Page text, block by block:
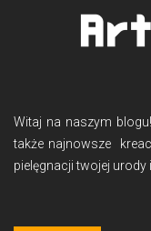
Witaj na naszym
także najnowsze
pielęgnacji twojej urody